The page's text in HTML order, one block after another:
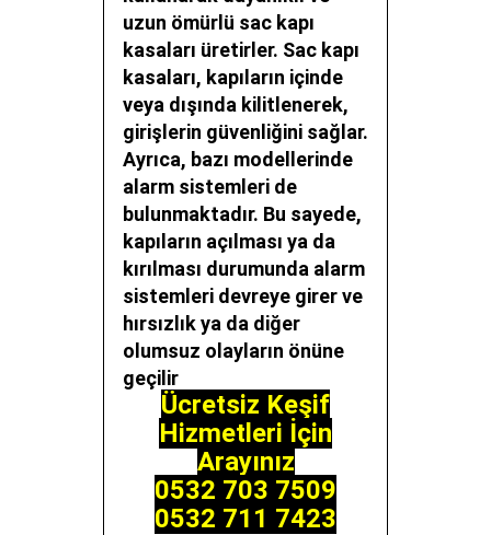
uzun ömürlü sac kapı
kasaları üretirler. Sac kapı
kasaları, kapıların içinde
veya dışında kilitlenerek,
girişlerin güvenliğini sağlar.
Ayrıca, bazı modellerinde
alarm sistemleri de
bulunmaktadır. Bu sayede,
kapıların açılması ya da
kırılması durumunda alarm
sistemleri devreye girer ve
hırsızlık ya da diğer
olumsuz olayların önüne
geçilir
Ücretsiz Keşif
Hizmetleri İçin
Arayınız
0532 703 7509
0532 711 7423